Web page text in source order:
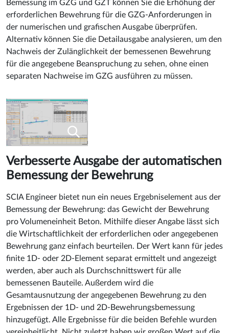
Bemessung im GZG und GZT können Sie die Erhöhung der
erforderlichen Bewehrung für die GZG-Anforderungen in
der numerischen und grafischen Ausgabe überprüfen.
Alternativ können Sie die Detailausgabe analysieren, um den
Nachweis der Zulänglichkeit der bemessenen Bewehrung
für die angegebene Beanspruchung zu sehen, ohne einen
separaten Nachweise im GZG ausführen zu müssen.
Verbesserte Ausgabe der automatischen
Bemessung der Bewehrung
SCIA Engineer bietet nun ein neues Ergebniselement aus der
Bemessung der Bewehrung: das Gewicht der Bewehrung
pro Volumeneinheit Beton. Mithilfe dieser Angabe lässt sich
die Wirtschaftlichkeit der erforderlichen oder angegebenen
Bewehrung ganz einfach beurteilen. Der Wert kann für jedes
finite 1D- oder 2D-Element separat ermittelt und angezeigt
werden, aber auch als Durchschnittswert für alle
bemessenen Bauteile. Außerdem wird die
Gesamtausnutzung der angegebenen Bewehrung zu den
Ergebnissen der 1D- und 2D-Bewehrungsbemessung
hinzugefügt. Alle Ergebnisse für die beiden Befehle wurden